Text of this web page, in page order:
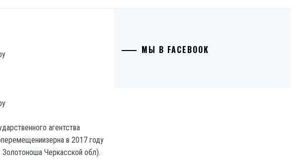
агентства
в 2017 году
Черкасской обл).
МЫ В FACEBOOK